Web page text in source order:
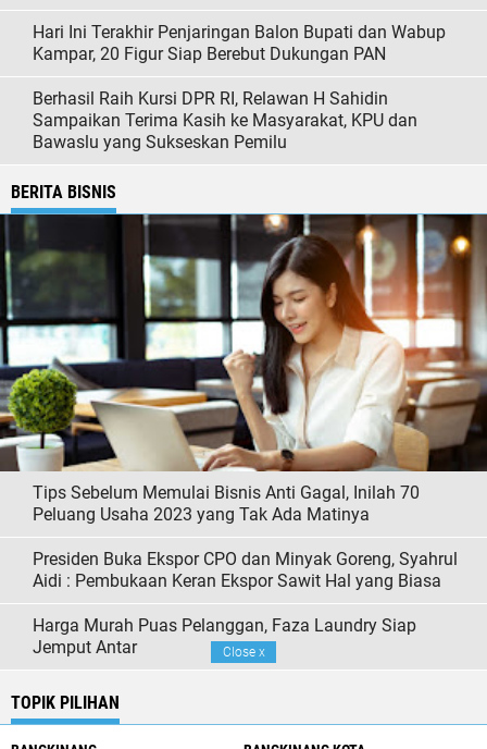
Hari Ini Terakhir Penjaringan Balon Bupati dan Wabup
Kampar, 20 Figur Siap Berebut Dukungan PAN
Berhasil Raih Kursi DPR RI, Relawan H Sahidin
Sampaikan Terima Kasih ke Masyarakat, KPU dan
Bawaslu yang Sukseskan Pemilu
BERITA BISNIS
Tips Sebelum Memulai Bisnis Anti Gagal, Inilah 70
Peluang Usaha 2023 yang Tak Ada Matinya
Presiden Buka Ekspor CPO dan Minyak Goreng, Syahrul
Aidi : Pembukaan Keran Ekspor Sawit Hal yang Biasa
Harga Murah Puas Pelanggan, Faza Laundry Siap
Jemput Antar
TOPIK PILIHAN
Close x